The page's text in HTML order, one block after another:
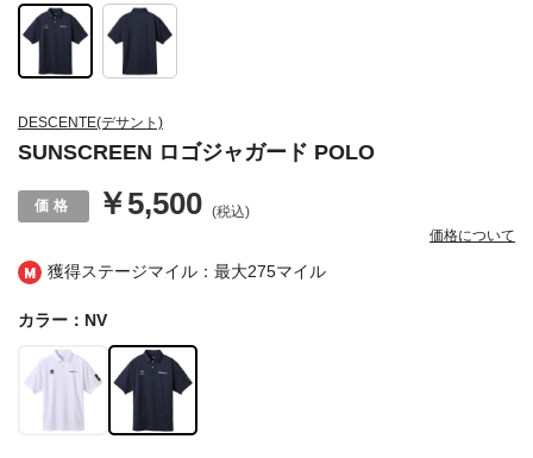
獲得ステージマイル：最大275マイル
DESCENTE(デサント)
SUNSCREEN ロゴジャガード POLO
￥5,500 (税込)
価格について
カラー：NV